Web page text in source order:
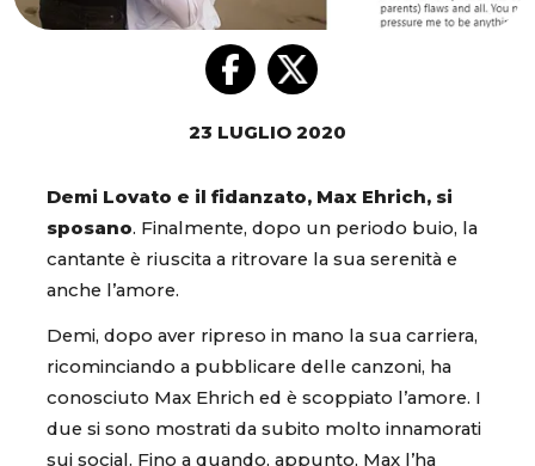
23 LUGLIO 2020
Demi Lovato e il fidanzato, Max Ehrich, si
sposano. Finalmente, dopo un periodo buio, la
cantante è riuscita a ritrovare la sua serenità e
anche l’amore.
Demi, dopo aver ripreso in mano la sua carriera,
ricominciando a pubblicare delle canzoni, ha
conosciuto Max Ehrich ed è scoppiato l’amore. I
due si sono mostrati da subito molto innamorati
sui social. Fino a quando, appunto, Max l’ha